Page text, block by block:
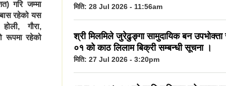
गरि जम्मा
रहेको यस
गौरा,
रूपमा रहेको
मिति: 28 Jul 2026 - 11:56am
श्री मिलमिले जुरेढुङ्गा सामुदायिक बन उपभोक्ता
०१ को काठ लिलाम बिक्री सम्बन्धी सूचना ।
मिति: 27 Jul 2026 - 3:20pm